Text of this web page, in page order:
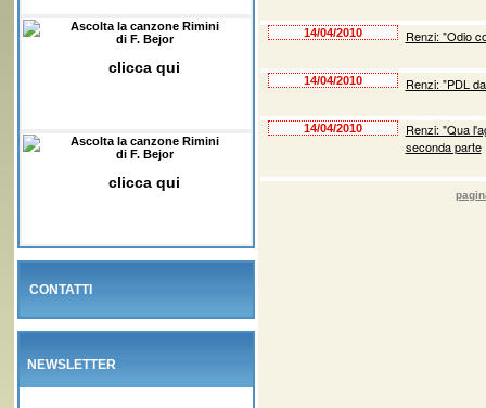
Ascolta la canzone Rimini
di F. Bejor
clicca qui
Ascolta la canzone Rimini
di F. Bejor
clicca qui
CONTATTI
NEWSLETTER
14/04/2010 Renzi: "Odio
14/04/2010 Renzi: "PDL
14/04/2010
Renzi: "Qua
seconda parte